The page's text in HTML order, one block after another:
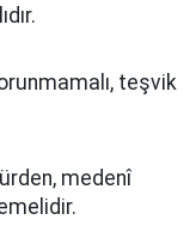
teşvik
medenî